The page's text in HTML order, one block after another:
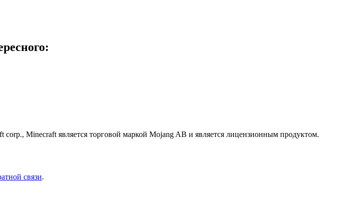
Minecraft является торговой маркой Mojang AB и является лицензионным продуктом.
связи.